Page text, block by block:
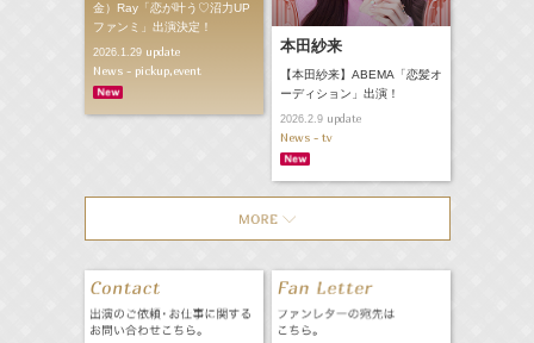
本田紗来
【本田紗来】ABEMA「恋髪オ
ーディション」出演！
2026.2.9update
News - tv
金）Ray「恋が叶う♡沼力UP
ファンミ」出演決定！
2026.1.29update
News - pickup,event